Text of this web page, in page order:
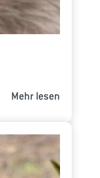
Mehr lesen